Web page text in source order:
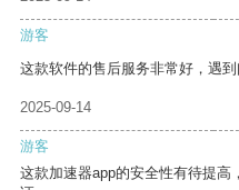
游客
这款软件的售后服务非常好，遇到
2025-09-14
游客
这款加速器app的安全性有待提